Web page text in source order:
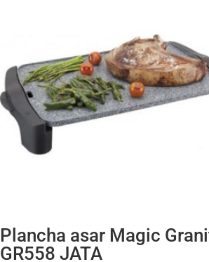
Plancha asar Magic
GR558 JATA